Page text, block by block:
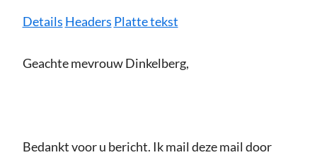
Details Headers Platte tekst
Geachte mevrouw Dinkelberg,
Bedankt voor u bericht. Ik mail deze mail door